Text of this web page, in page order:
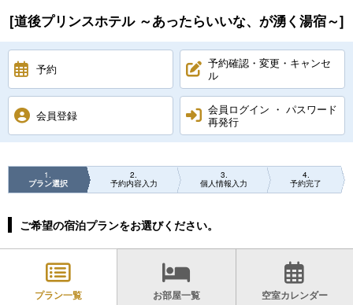
[道後プリンスホテル ～あったらいいな、が湧く湯宿～]
予約
予約確認・変更・キャンセ
ル
会員登録
会員ログイン ・ パスワード
再発行
1
プラン選択
2
予約内容入力
3
個人情報入力
4
予約完了
ご希望の宿泊プランをお選びください。
プラン一覧 お部屋一覧 空室カレンダー